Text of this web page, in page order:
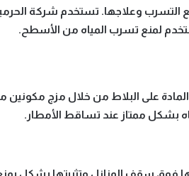
وعلاجها. تستخدم شركة
لمنع تسرب المياه من الأسطح.
على البلاط من خلال مزج مكونين
بشكل ممتاز عند تساقط الأمطار.
فوق سقف المنازل وتثبيتها بشكل